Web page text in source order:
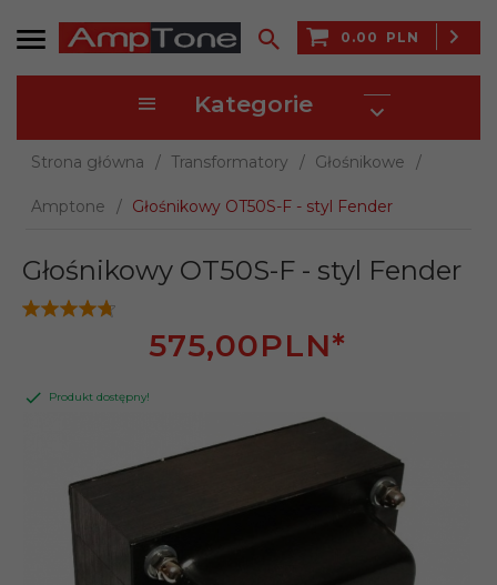
0.00 PLN
Kategorie
Strona główna Transformatory Głośnikowe
Amptone Głośnikowy OT50S-F - styl Fender
Głośnikowy OT50S-F - styl Fender
575,00PLN*
Produkt dostępny!